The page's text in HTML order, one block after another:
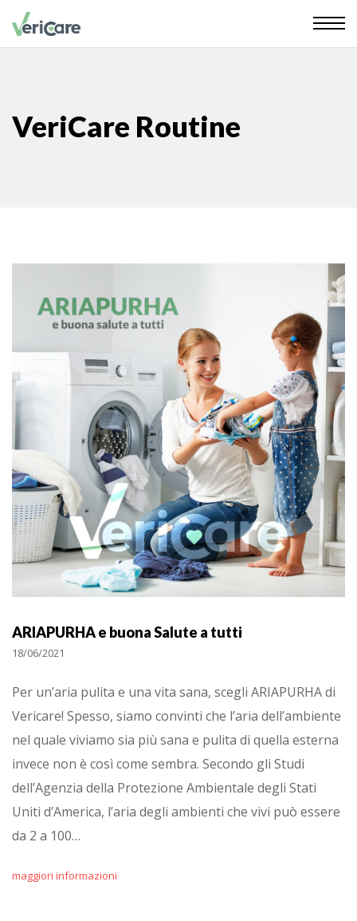
VeriCare Routine
ARIAPURHA e buona Salute a tutti
18/06/2021
Per un’aria pulita e una vita sana, scegli ARIAPURHA di
Vericare! Spesso, siamo convinti che l’aria dell’ambiente
nel quale viviamo sia più sana e pulita di quella esterna
invece non è così come sembra. Secondo gli Studi
dell’Agenzia della Protezione Ambientale degli Stati
Uniti d’America, l’aria degli ambienti che vivi può essere
da 2 a 100…
maggiori informazioni